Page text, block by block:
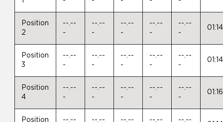
Position
2
--.--
-
--.--
-
--.--
-
--.--
-
--.--
-
Position
3
--.--
-
--.--
-
--.--
-
--.--
-
--.--
-
Position
4
--.--
-
--.--
-
--.--
-
--.--
-
--.--
-
Position
--.--
--.--
--.--
--.--
--.--